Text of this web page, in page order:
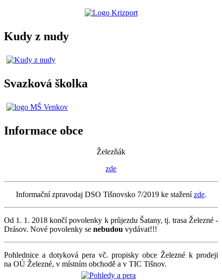
Kudy z nudy
Svazková školka
Informace obce
Železňák
zde
Informační zpravodaj DSO Tišnovsko 7/2019 ke staženízde.
Od 1. 1. 2018 končí povolenky k průjezdu Šatany, tj. trasa Železné -
Drásov. Nové povolenky se nebudou vydávat!!!
Pohlednice a dotyková pera vč. propisky obce Železné k prodeji
na OÚ Železné, v místním obchodě a v TIC Tišnov.